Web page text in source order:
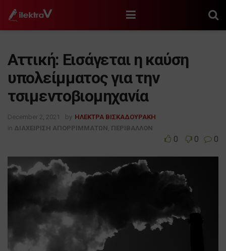
Αττική: Εισάγεται η καύση
υπολείμματος για την
τσιμεντοβιομηχανία
December 2, 2021 by ΗΛΕΚΤΡΑ ΒΙΣΚΑΔΟΥΡΑΚΗ
in ΔΙΑΧΕΙΡΙΣΗ ΑΠΟΡΡΙΜΜΑΤΩΝ ΠΕΡΙΒΑΛΛΟΝ
0 0 0